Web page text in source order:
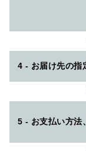
4 - お届け先の指
5 - お支払い方法